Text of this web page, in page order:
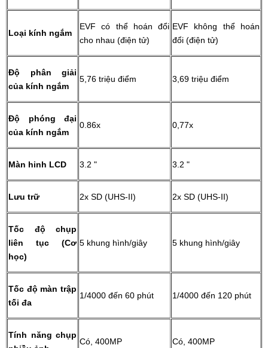
Loại kính ngắm
EVF có thể hoán đổi
cho nhau (điện tử)
EVF không thể hoán
đổi (điện tử)
Độ phân giải
của kính ngắm
5,76 triệu điểm 3,69 triệu điểm
Độ phóng đại
của kính ngắm
0.86x 0,77x
Màn hinh LCD 3.2 " 3.2 "
Lưu trữ 2x SD (UHS-II) 2x SD (UHS-II)
Tốc độ chụp
liên tục (Cơ
học)
5 khung hình/giây 5 khung hình/giây
Tốc độ màn trập
tối đa
1/4000 đến 60 phút 1/4000 đến 120 phút
Tính năng chụp
Có, 400MP Có, 400MP